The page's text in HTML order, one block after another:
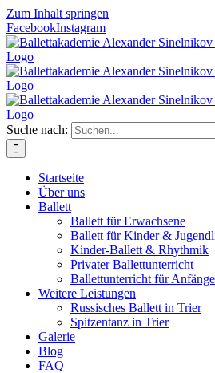
Zum Inhalt springen
FacebookInstagram
Suche nach:
Start­sei­te
Über uns
Bal­lett
Bal­lett für Erwachsene
Bal­lett für Kin­der &
Kin­­der-Bal­­lett & Rhythmik
Pri­va­ter Ballettunterricht
Bal­lett­un­ter­richt für
Wei­te­re Leistungen
Rus­si­sches Bal­lett in Trier
Spit­zen­tanz in Trier
Gale­rie
Blog
FAQ